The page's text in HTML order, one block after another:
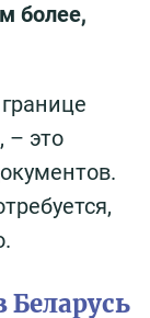
более,
– это